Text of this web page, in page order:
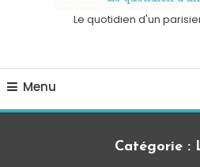
Le quotidien d'un
Menu
Catégorie :